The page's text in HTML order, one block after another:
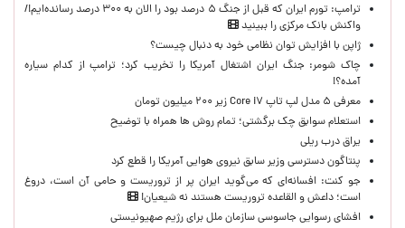
ترامپ: تورم ایران که قبل از جنگ ۵ درصد بود را الان به ۳۰۰ درصد رسانده‌ایم!/
واکنش بانک مرکزی را ببینید
ژاپن با افزایش توان نظامی خود به دنبال چیست؟
چاک شومر: جنگ ایران اشتغال آمریکا را تخریب کرد؛ ترامپ از کدام سیاره
آمده؟!
معرفی ۵ مدل لپ تاپ Core i۷ زیر ۲۰۰ میلیون تومان
استعلام سوابق چک برگشتی؛ تمام روش ها همراه با توضیح
یراق درب ریلی
پنتاگون دسترسی وزیر سابق نیروی هوایی آمریکا را قطع کرد
جو کنت: افسانه‌ای که می‌گوید ایران پر از تروریست و حامی آن است، دروغ
است؛ داعش و القاعده تروریست هستند نه شیعیان!
افشای رسوایی جاسوسی سازمان ملل برای رژیم صهیونیستی